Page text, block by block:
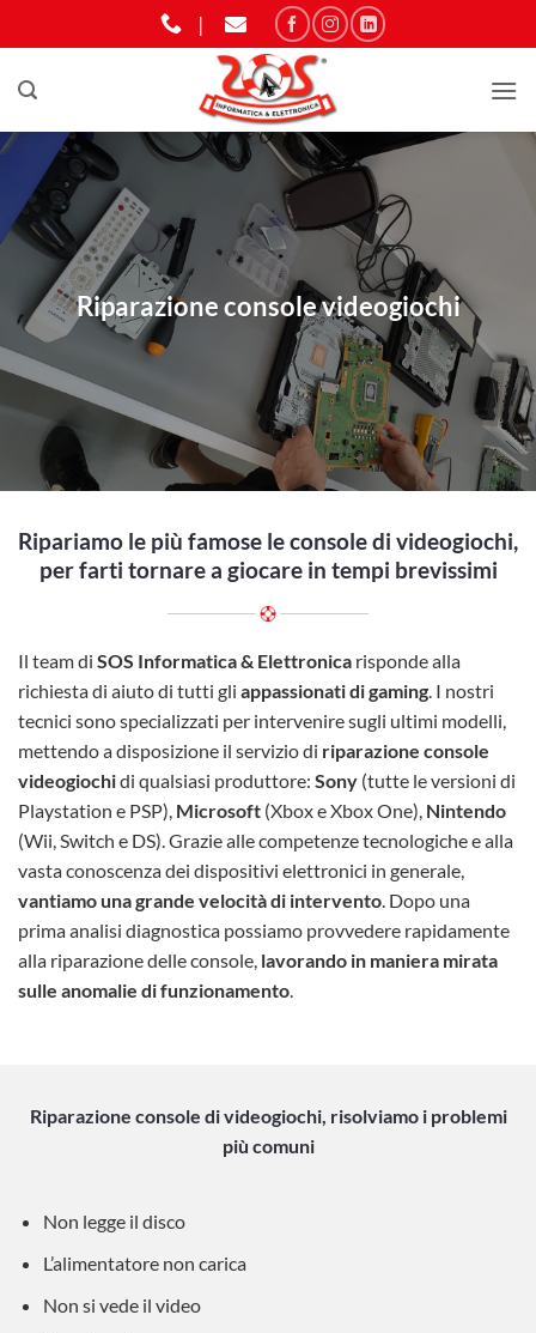
ai
contenuti
|
Riparazione console videogiochi
Ripariamo le più famose le console di videogiochi,
per farti tornare a giocare in tempi brevissimi
Il team di SOS Informatica & Elettronica risponde alla
richiesta di aiuto di tutti gli appassionati di gaming . I nostri
tecnici sono specializzati per intervenire sugli ultimi modelli,
mettendo a disposizione il servizio di riparazione console
videogiochidi qualsiasi produttore: Sony (tutte le versioni di
Playstation e PSP), Microsoft (Xbox e Xbox One), Nintendo
(Wii, Switch e DS). Grazie alle competenze tecnologiche e alla
vasta conoscenza dei dispositivi elettronici in generale,
vantiamo una grande velocità di intervento . Dopo una
prima analisi diagnostica possiamo provvedere rapidamente
alla riparazione delle console, lavorando in maniera mirata
sulle anomalie di funzionamento
Riparazione console di videogiochi, risolviamo i problemi
più comuni
Non legge il disco
L’alimentatore non carica
Non si vede il video